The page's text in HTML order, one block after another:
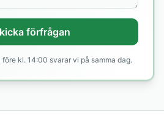
förfrågan
kl. 14:00 svarar vi på samma dag.